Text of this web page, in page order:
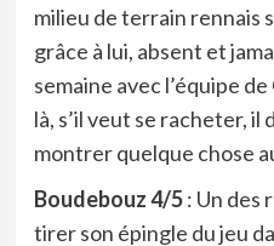
milieu de terrain rennais
grâce à lui, absent et
semaine avec l’équipe
là, s’il veut se racheter,
montrer quelque chose
Boudebouz 4/5: Un des
tirer son épingle du jeu